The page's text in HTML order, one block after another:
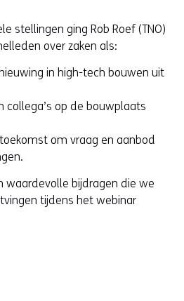
stellingen ging Rob Roef (TNO)
over zaken als:
in high-tech bouwen uit
collega’s op de bouwplaats
om vraag en aanbod
waardevolle bijdragen die we
tijdens het webinar